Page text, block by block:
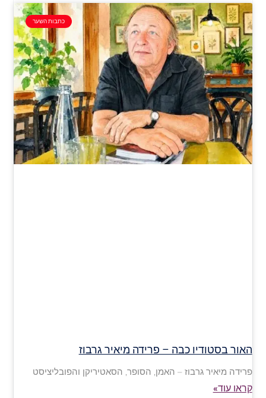
כתבות השער
האור בסטודיו כבה – פרידה מיאיר גרבוז
פרידה מיאיר גרבוז – האמן, הסופר, הסאטיריקן והפובליציסט
קראו עוד»